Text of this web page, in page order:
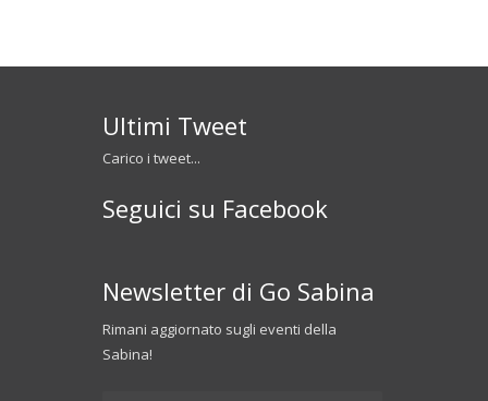
Ultimi Tweet
Carico i tweet...
Seguici su Facebook
Newsletter di Go Sabina
Rimani aggiornato sugli eventi della
Sabina!